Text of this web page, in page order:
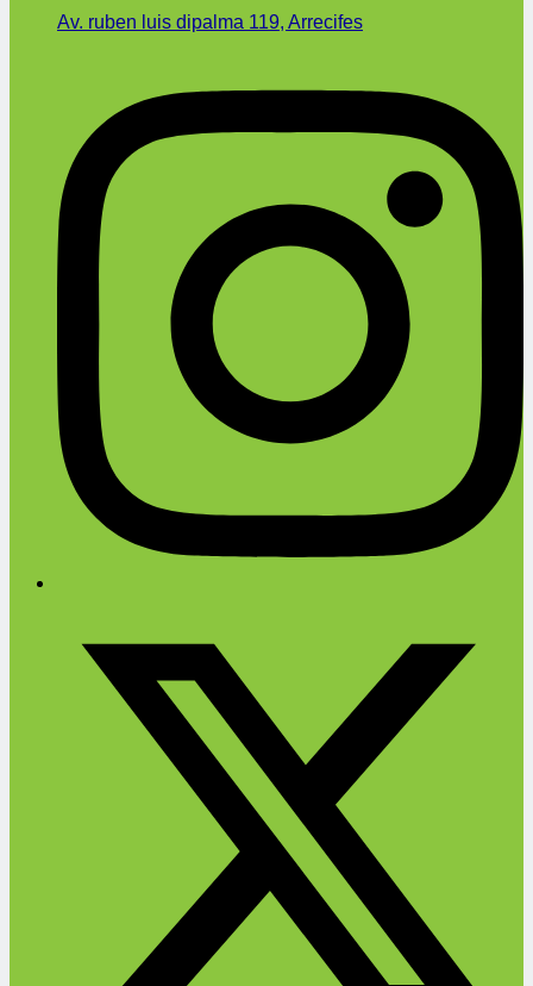
Av. ruben luis dipalma 119, Arrecifes